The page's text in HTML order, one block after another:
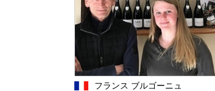
フランス ブルゴーニュ